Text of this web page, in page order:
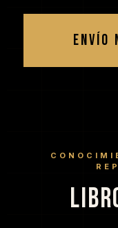
ENVÍO